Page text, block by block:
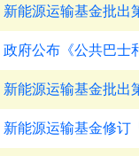
新能源运输基金批出
政府公布《公共巴士
新能源运输基金批出
新能源运输基金修订